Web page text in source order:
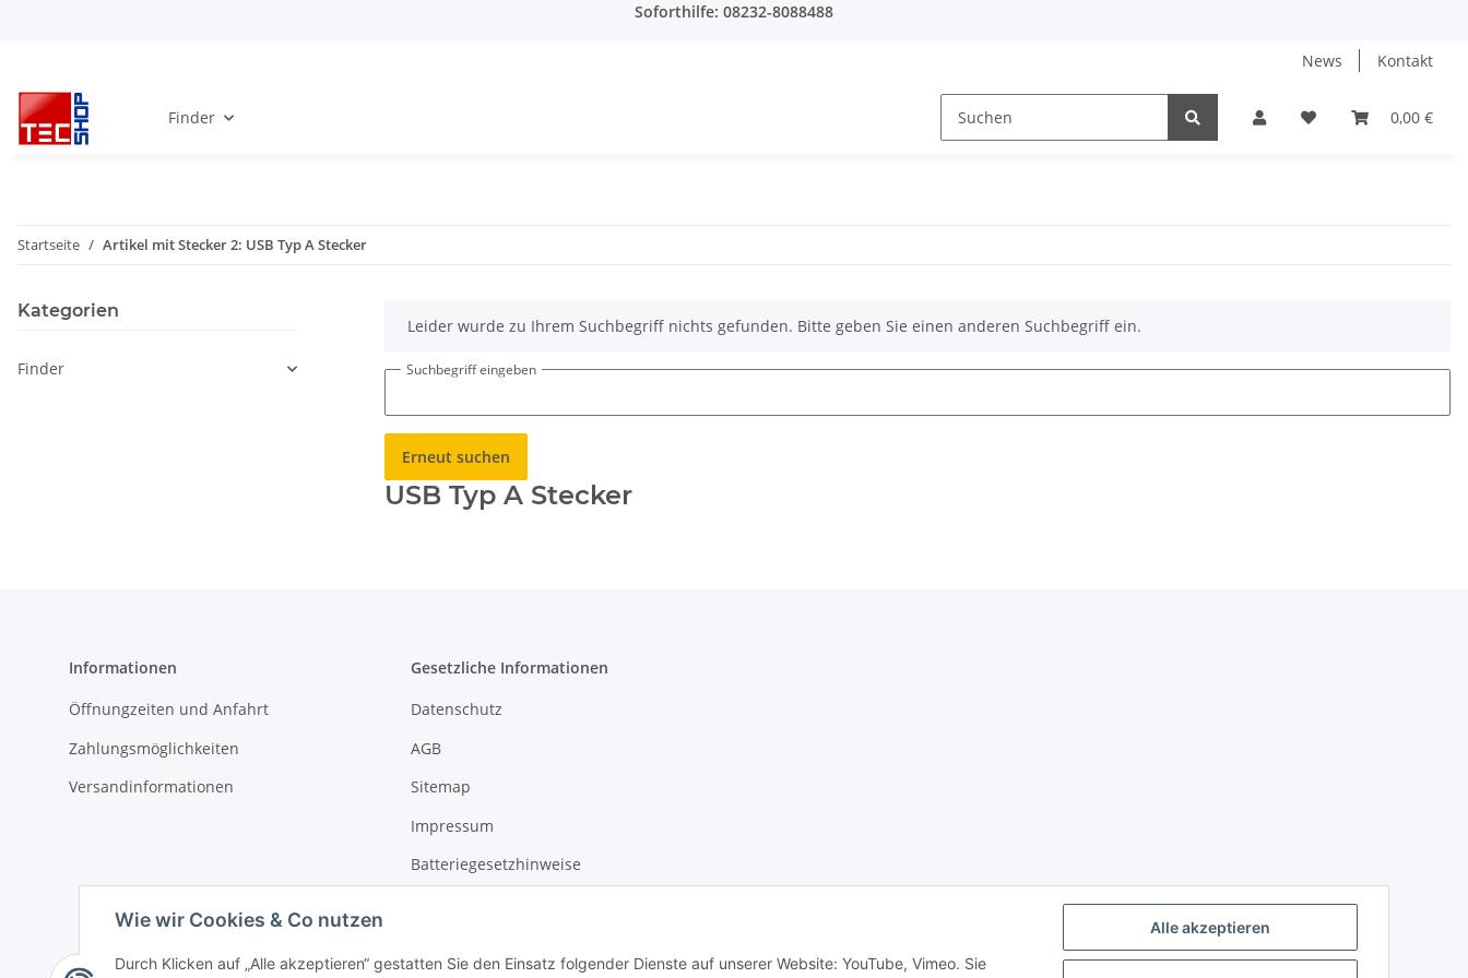
Soforthilfe: 08232-8088488
News Kontakt
0,00 €
Finder
Startseite Artikel mit Stecker 2: USB Typ A Stecker
xLeider wurde zu Ihrem Suchbegriff nichts gefunden. Bitte geben Sie einen anderen Suchbegriff ein.
Suchbegriff eingeben
Erneut suchen
USB Typ A Stecker
Kategorien
Finder
Informationen
Öffnungzeiten und Anfahrt
Zahlungsmöglichkeiten
Versandinformationen
Gesetzliche Informationen
Datenschutz
AGB
Sitemap
Impressum
Batteriegesetzhinweise
Wie wir Cookies & Co nutzen
Durch Klicken auf „Alle akzeptieren“ gestatten Sie den Einsatz folgender Dienste auf unserer Website: YouTube, Vimeo. Sie
Alle akzeptieren